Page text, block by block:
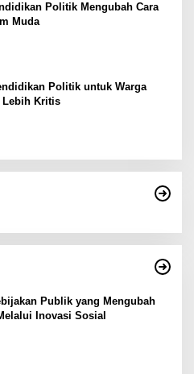
Politik Mengubah Cara
Muda
Politik untuk Warga
Lebih Kritis
Publik yang Mengubah
Inovasi Sosial